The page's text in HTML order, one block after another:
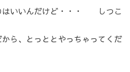
はいいんだけど・・・ しつこ
ら、とっととやっちゃってくだ